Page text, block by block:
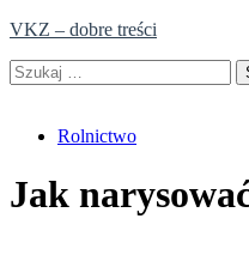
Skip
content
VKZ – dobre treści
Szukaj:
Rolnictwo
Jak